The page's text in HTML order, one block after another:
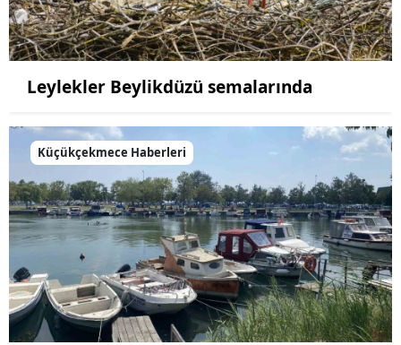
Leylekler Beylikdüzü semalarında
Küçükçekmece Haberleri